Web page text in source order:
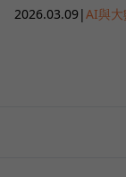
2026.03.09|AI與大